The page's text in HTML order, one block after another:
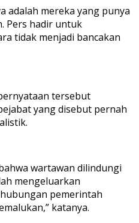
adalah mereka yang punya
Pers hadir untuk
tidak menjadi bancakan
tersebut
yang disebut pernah
wartawan dilindungi
mengeluarkan
pemerintah
katanya.